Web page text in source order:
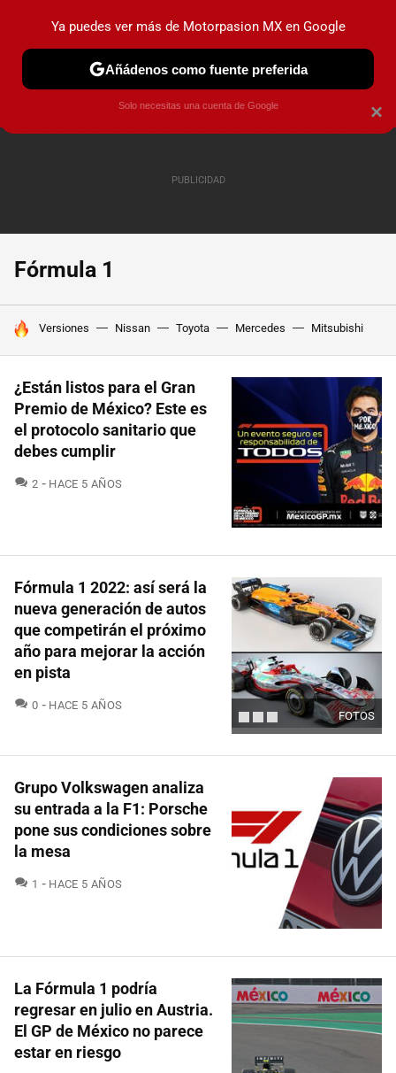
PRUEBAS INDUSTRIA HOY NO CIRCULA
Fórmula 1
HOY SE HABLA DE
Versiones Nissan Toyota Mercedes Mitsubishi
¿Están listos para el Gran
Premio de México? Este es
el protocolo sanitario que
debes cumplir
2 COMENTARIOS
HACE 5 AÑOS
FOTOS
Fórmula 1 2022: así será la
nueva generación de autos
que competirán el próximo
año para mejorar la acción
en pista
0 COMENTARIOS
HACE 5 AÑOS
Grupo Volkswagen analiza
su entrada a la F1: Porsche
pone sus condiciones sobre
la mesa
1 COMENTARIOS
HACE 5 AÑOS
La Fórmula 1 podría
regresar en julio en Austria.
El GP de México no parece
estar en riesgo
×
Ya puedes ver más de Motorpasion MX en Google
Añádenos como fuente preferida
Solo necesitas una cuenta de Google